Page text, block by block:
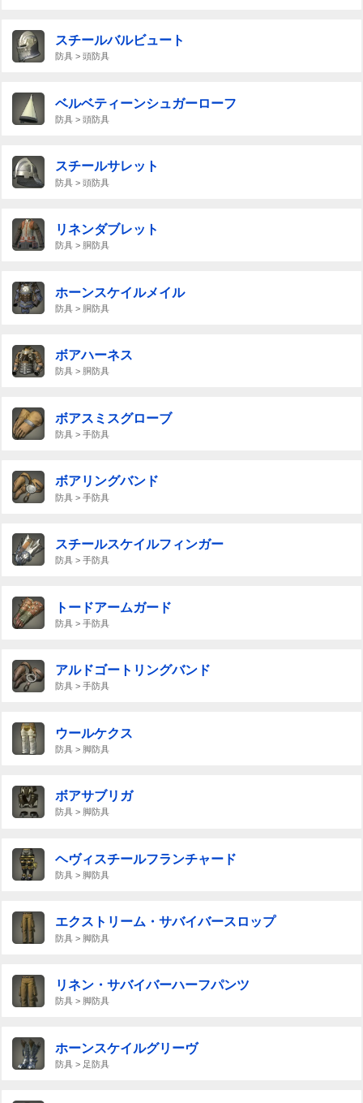
スチールバルビュート
防具 > 頭防具
ベルベティーンシュガーローフ
防具 > 頭防具
スチールサレット
防具 > 頭防具
リネンダブレット
防具 > 胴防具
ホーンスケイルメイル
防具 > 胴防具
ボアハーネス
防具 > 胴防具
ボアスミスグローブ
防具 > 手防具
ボアリングバンド
防具 > 手防具
スチールスケイルフィンガー
防具 > 手防具
トードアームガード
防具 > 手防具
アルドゴートリングバンド
防具 > 手防具
ウールケクス
防具 > 脚防具
ボアサブリガ
防具 > 脚防具
ヘヴィスチールフランチャード
防具 > 脚防具
エクストリーム・サバイバースロップ
防具 > 脚防具
リネン・サバイバーハーフパンツ
防具 > 脚防具
ホーンスケイルグリーヴ
防具 > 足防具